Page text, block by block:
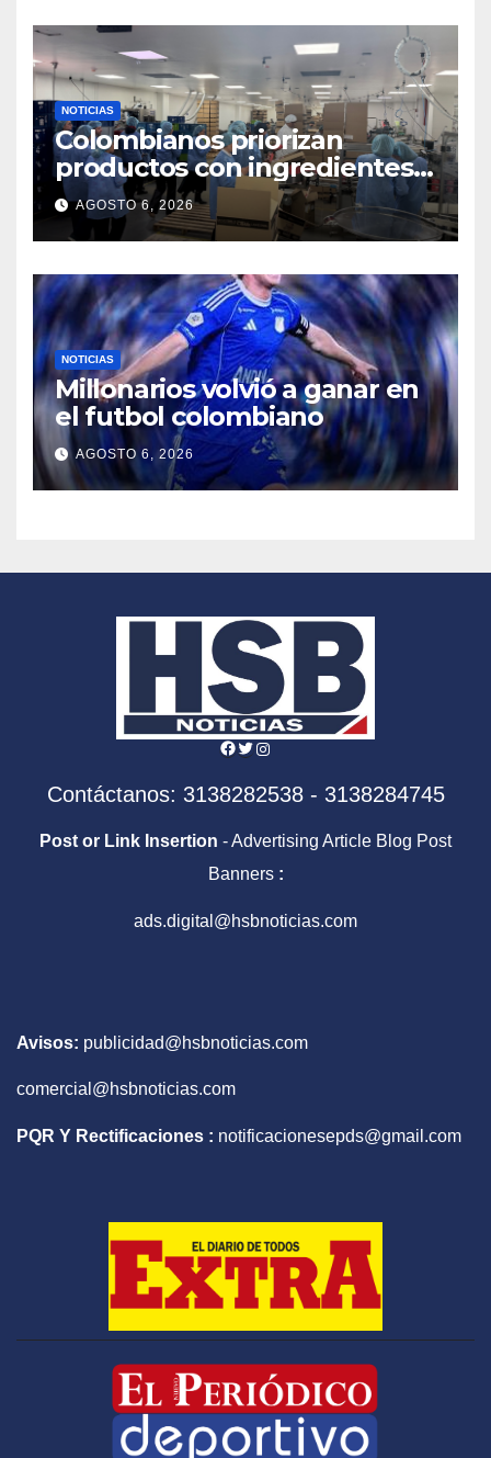
NOTICIAS
Colombianos priorizan
productos con ingredientes
naturales y calidad al
comprar cosméticos
AGOSTO 6, 2026
NOTICIAS
Millonarios volvió a ganar en
el futbol colombiano
AGOSTO 6, 2026
Facebook
Twitter
Instagram
Contáctanos: 3138282538 - 3138284745
Post or Link Insertion - Advertising Article Blog Post
Banners :
ads.digital@hsbnoticias.com
Avisos: publicidad@hsbnoticias.com
comercial@hsbnoticias.com
PQR Y Rectificaciones : notificacionesepds@gmail.com